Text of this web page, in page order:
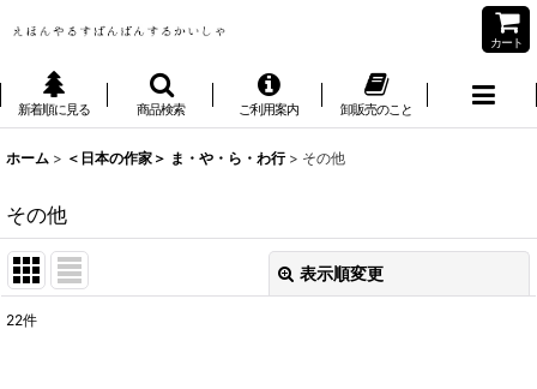
カート
新着順に見る 商品検索 ご利用案内 卸販売のこと
ホーム > ＜日本の作家＞ ま・や・ら・わ行 > その他
その他
表示順変更
22件